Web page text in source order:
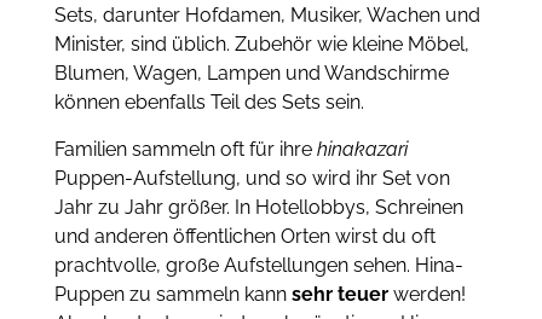
Sets, darunter Hofdamen, Musiker, Wachen und
Minister, sind üblich. Zubehör wie kleine Möbel,
Blumen, Wagen, Lampen und Wandschirme
können ebenfalls Teil des Sets sein.
Familien sammeln oft für ihre hinakazari
Puppen-Aufstellung, und so wird ihr Set von
Jahr zu Jahr größer. In Hotellobbys, Schreinen
und anderen öffentlichen Orten wirst du oft
prachtvolle, große Aufstellungen sehen. Hina-
Puppen zu sammeln kann sehr teuerwerden!